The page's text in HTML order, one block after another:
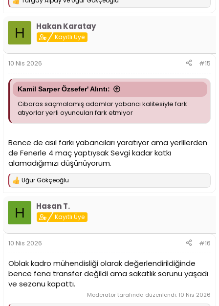
T
p
l
:
H Hakan Karatay
Kayıtlı Üye
10 Nis 2026 #15
Kamil Sarper Özsefer' Alıntı:
Cibaras saçmalamış adamlar yabancı kalitesiyle fark
atıyorlar yerli oyuncuları fark etmiyor
Bence de asıl farkı yabancıları yaratıyor ama yerlilerden
de Fenerle 4 maç yaptıysak Sevgi kadar katkı
alamadığımızı düşünüyorum.
T
p
l
:
Uğur Gökçeoğlu
H Hasan T.
Kayıtlı Üye
10 Nis 2026 #16
Oblak kadro mühendisliği olarak değerlendirildiğinde
bence fena transfer değildi ama sakatlık sorunu yaşadı
ve sezonu kapattı.
Moderatör tarafında düzenlendi: 10 Nis 2026